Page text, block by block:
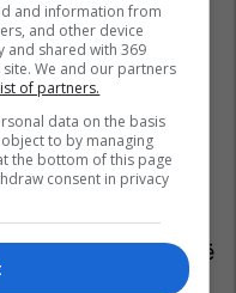
mirëqenien e
e foshnjave
Shumica
dhe e dimë se
ishte e lartë.
mbi stelat e
fjalët:
Kjo goxha shumë
përmbushjen e
and information from
and other device
and shared with 369
We and our partners
of partners.
data on the basis
to by managing
the bottom of this page
consent in privacy